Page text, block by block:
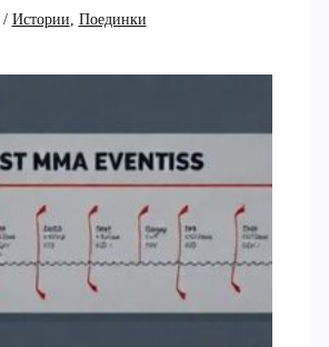
/ Истории Поединки